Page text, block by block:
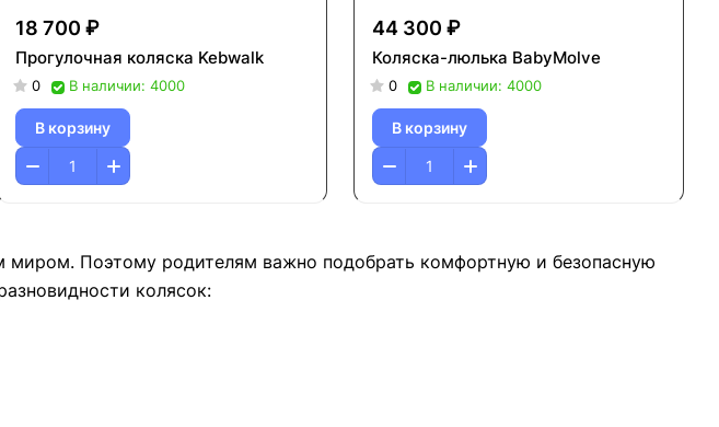
18 700 ₽
Прогулочная коляска Kebwalk
0 В наличии: 4000
В корзину
44 300 ₽
Коляска-люлька BabyMolve
0 В наличии: 4000
В корзину
Поэтому родителям важно подобрать комфортную и безопасную
колясок: